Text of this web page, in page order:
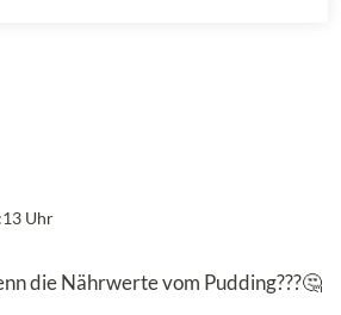
Uhr
die Nährwerte vom Pudding???🤔